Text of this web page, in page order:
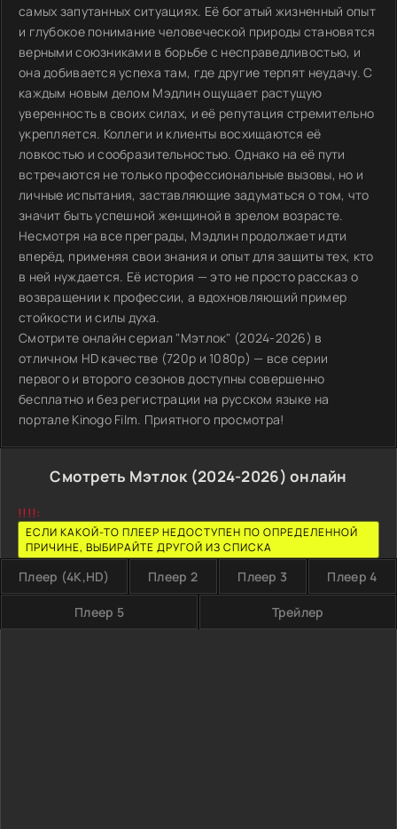
самых запутанных ситуациях. Её богатый жизненный опыт
и глубокое понимание человеческой природы становятся
верными союзниками в борьбе с несправедливостью, и
она добивается успеха там, где другие терпят неудачу. С
каждым новым делом Мэдлин ощущает растущую
уверенность в своих силах, и её репутация стремительно
укрепляется. Коллеги и клиенты восхищаются её
ловкостью и сообразительностью. Однако на её пути
встречаются не только профессиональные вызовы, но и
личные испытания, заставляющие задуматься о том, что
значит быть успешной женщиной в зрелом возрасте.
Несмотря на все преграды, Мэдлин продолжает идти
вперёд, применяя свои знания и опыт для защиты тех, кто
в ней нуждается. Её история — это не просто рассказ о
возвращении к профессии, а вдохновляющий пример
стойкости и силы духа.
Смотрите онлайн сериал "Мэтлок" (2024-2026) в
отличном HD качестве (720p и 1080p) — все серии
первого и второго сезонов доступны совершенно
бесплатно и без регистрации на русском языке на
портале Kinogo Film. Приятного просмотра!
Смотреть Мэтлок (2024-2026) онлайн
!!!!:
ЕСЛИ КАКОЙ-ТО ПЛЕЕР НЕДОСТУПЕН ПО ОПРЕДЕЛЕННОЙ
ПРИЧИНЕ, ВЫБИРАЙТЕ ДРУГОЙ ИЗ СПИСКА
Плеер (4K,HD) Плеер 2 Плеер 3 Плеер 4
Плеер 5 Трейлер